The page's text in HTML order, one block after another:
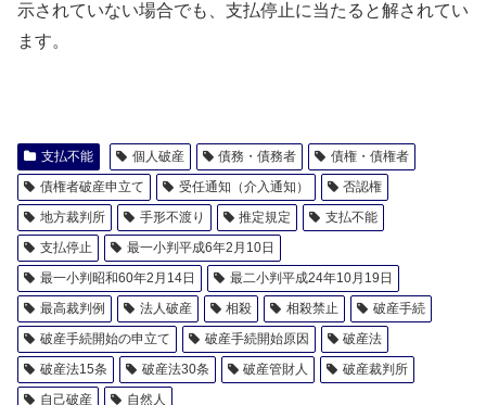
示されていない場合でも、支払停止に当たると解されてい
ます。
支払不能 個人破産 債務・債務者
債権・債権者
債権者破産申立て
受任通知（介入通知）
否認権
地方裁判所
手形不渡り 推定規定
支払不能
支払停止
最一小判平成6年2月10日
最一小判昭和60年2月14日
最二小判平成24年10月19日
最高裁判例
法人破産 相殺 相殺禁止
破産手続
破産手続開始の申立て
破産手続開始原因
破産法
破産法15条
破産法30条 破産管財人
破産裁判所
自己破産
自然人